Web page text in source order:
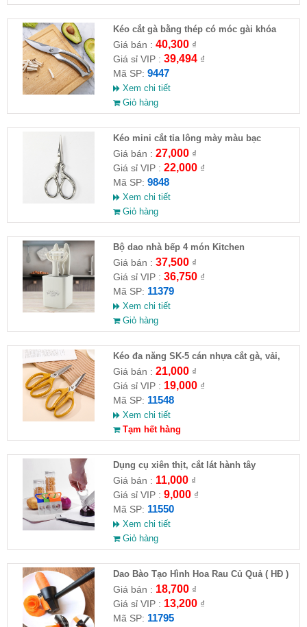
Kéo cắt gà bằng thép có móc gài khóa
24x4.5cm
Giá bán : 40,300₫
Giá sỉ VIP : 39,494₫
Mã SP: 9447
Xem chi tiết
Giỏ hàng
Kéo mini cắt tỉa lông mày màu bạc
9.5x4.8cm
Giá bán : 27,000₫
Giá sỉ VIP : 22,000₫
Mã SP: 9848
Xem chi tiết
Giỏ hàng
Bộ dao nhà bếp 4 món Kitchen
Giá bán : 37,500₫
Giá sỉ VIP : 36,750₫
Mã SP: 11379
Xem chi tiết
Giỏ hàng
Kéo đa năng SK-5 cán nhựa cắt gà, vải,
giấy
Giá bán : 21,000₫
Giá sỉ VIP : 19,000₫
Mã SP: 11548
Xem chi tiết
Tạm hết hàng
Dụng cụ xiên thịt, cắt lát hành tây
Giá bán : 11,000₫
Giá sỉ VIP : 9,000₫
Mã SP: 11550
Xem chi tiết
Giỏ hàng
Dao Bào Tạo Hình Hoa Rau Củ Quả ( HĐ )
Giá bán : 18,700₫
Giá sỉ VIP : 13,200₫
Mã SP: 11795